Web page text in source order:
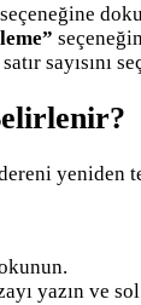
seçeneğine
sayısını
yazın ve